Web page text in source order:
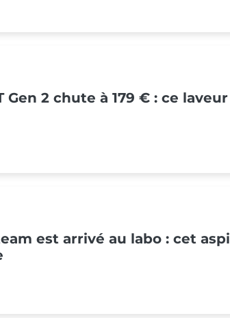
Gen 2 chute à 179 € : ce
est arrivé au labo : cet